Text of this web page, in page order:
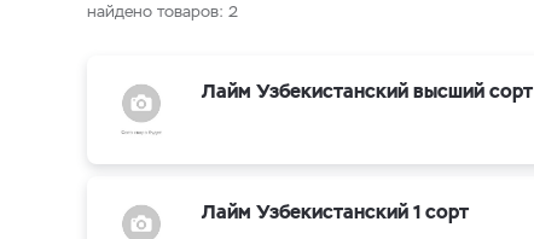
найдено товаров: 2
Лайм Узбекистанский высший сорт
Лайм Узбекистанский 1 сорт